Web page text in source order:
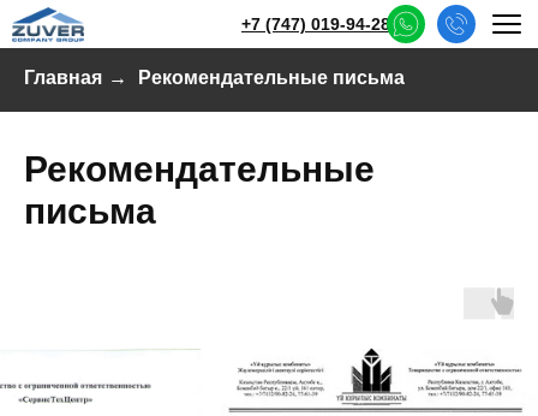
+7 (747) 019-94-28
Главная → Рекомендательные письма
Рекомендательные
письма